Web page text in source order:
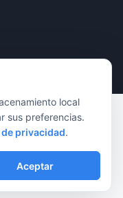
Photonics Co.,
|
local
sus preferencias.
privacidad.
Aceptar